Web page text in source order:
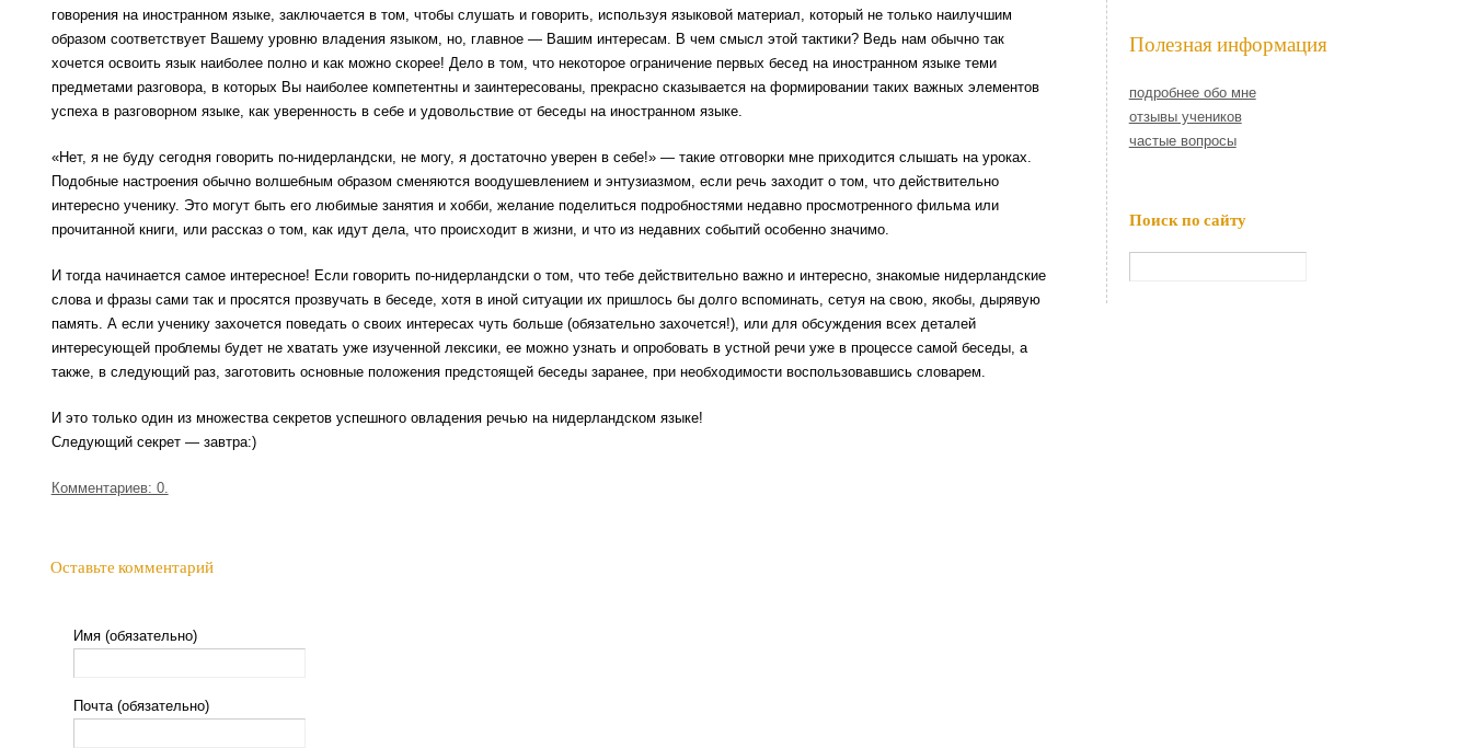
говорения на иностранном языке, заключается в том, чтобы слушать и говорить, используя языковой материал, который не только наилучшим
образом соответствует Вашему уровню владения языком, но, главное — Вашим интересам. В чем смысл этой тактики? Ведь нам обычно так
хочется освоить язык наиболее полно и как можно скорее! Дело в том, что некоторое ограничение первых бесед на иностранном языке теми
предметами разговора, в которых Вы наиболее компетентны и заинтересованы, прекрасно сказывается на формировании таких важных элементов
успеха в разговорном языке, как уверенность в себе и удовольствие от беседы на иностранном языке.
«Нет, я не буду сегодня говорить по-нидерландски, не могу, я достаточно уверен в себе!» — такие отговорки мне приходится слышать на уроках.
Подобные настроения обычно волшебным образом сменяются воодушевлением и энтузиазмом, если речь заходит о том, что действительно
интересно ученику. Это могут быть его любимые занятия и хобби, желание поделиться подробностями недавно просмотренного фильма или
прочитанной книги, или рассказ о том, как идут дела, что происходит в жизни, и что из недавних событий особенно значимо.
И тогда начинается самое интересное! Если говорить по-нидерландски о том, что тебе действительно важно и интересно, знакомые нидерландские
слова и фразы сами так и просятся прозвучать в беседе, хотя в иной ситуации их пришлось бы долго вспоминать, сетуя на свою, якобы, дырявую
память. А если ученику захочется поведать о своих интересах чуть больше (обязательно захочется!), или для обсуждения всех деталей
интересующей проблемы будет не хватать уже изученной лексики, ее можно узнать и опробовать в устной речи уже в процессе самой беседы, а
также, в следующий раз, заготовить основные положения предстоящей беседы заранее, при необходимости воспользовавшись словарем.
И это только один из множества секретов успешного овладения речью на нидерландском языке!
Следующий секрет — завтра:)
Комментариев: 0.
Оставьте комментарий
Имя (обязательно)
Почта (обязательно)
Полезная информация
подробнее обо мне
отзывы учеников
частые вопросы
Поиск по сайту